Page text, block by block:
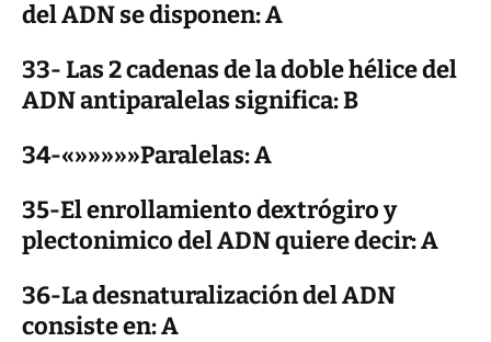
del ADN se disponen: A
33- Las 2 cadenas de la doble hélice del
ADN antiparalelas significa: B
34-«»»»»»Paralelas: A
35-El enrollamiento dextrógiro y
plectonimico del ADN quiere decir: A
36-La desnaturalización del ADN
consiste en: A